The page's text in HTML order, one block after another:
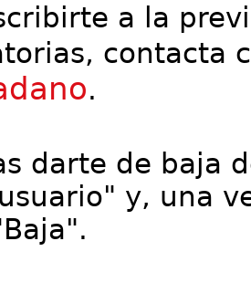
a la
contacta
.
darte de baja
y, una